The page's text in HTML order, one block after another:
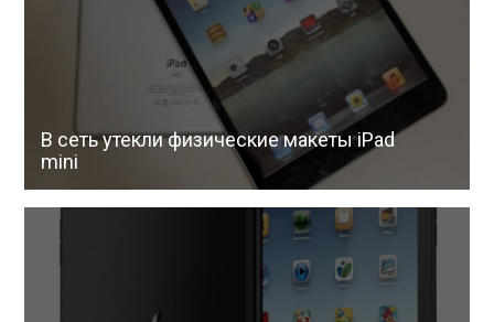
В сеть утекли физические макеты iPad
mini